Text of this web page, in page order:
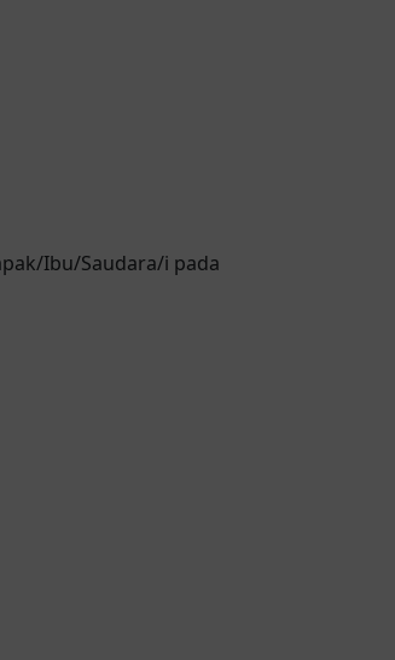
Ibu/Saudara/i pada